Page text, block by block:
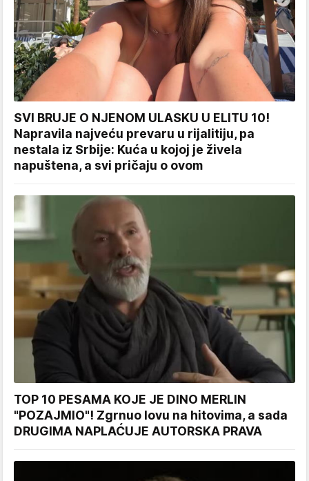
SVI BRUJE O NJENOM ULASKU U ELITU 10!
Napravila najveću prevaru u rijalitiju, pa
nestala iz Srbije: Kuća u kojoj je živela
napuštena, a svi pričaju o ovom
TOP 10 PESAMA KOJE JE DINO MERLIN
"POZAJMIO"! Zgrnuo lovu na hitovima, a sada
DRUGIMA NAPLAĆUJE AUTORSKA PRAVA